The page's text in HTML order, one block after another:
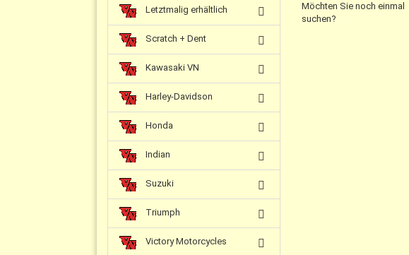
Möchten Sie noch einmal
suchen?
Letztmalig erhältlich
Scratch + Dent
Kawasaki VN
Harley-Davidson
Honda
Indian
Suzuki
Triumph
Victory Motorcycles